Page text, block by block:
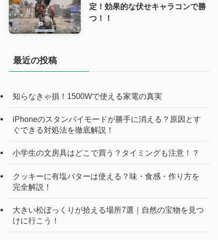
定！効果的な伏せキャラコンで勝
つ！！
最近の投稿
知らなきゃ損！1500Wで使える家電の真実
iPhoneのスタンバイモードが勝手に消える？原因とす
ぐできる対処法を徹底解説！
小学生の文房具はどこで買う？タイミングも注意！？
クッキーに有塩バターは使える？味・食感・作り方を
完全解説！
大きい松ぼっくりが拾える場所7選｜自然の宝物を見つ
けに行こう！